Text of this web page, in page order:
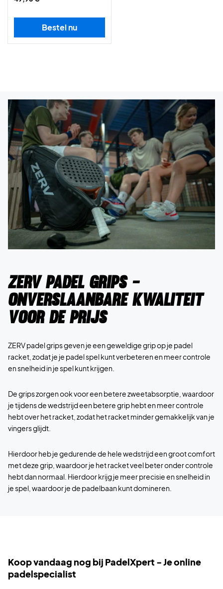
Bestel nu
ZERV padel grips -
Onverslaanbare kwaliteit
voor de prijs
ZERV padel grips geven je een geweldige grip op je padel
racket, zodat je je padel spel kunt verbeteren en meer controle
en snelheid in je spel kunt krijgen.
De grips zorgen ook voor een betere zweetabsorptie, waardoor
je tijdens de wedstrijd een betere grip hebt en meer controle
hebt over het racket, zodat het racket minder gemakkelijk van je
vingers glijdt.
Hierdoor heb je gedurende de hele wedstrijd een groot comfort
met deze grip, waardoor je het racket veel beter onder controle
hebt dan normaal. Hierdoor krijg je meer precisie en snelheid in
je spel, waardoor je de padelbaan kunt domineren.
Koop vandaag nog bij PadelXpert - Je online
padelspecialist